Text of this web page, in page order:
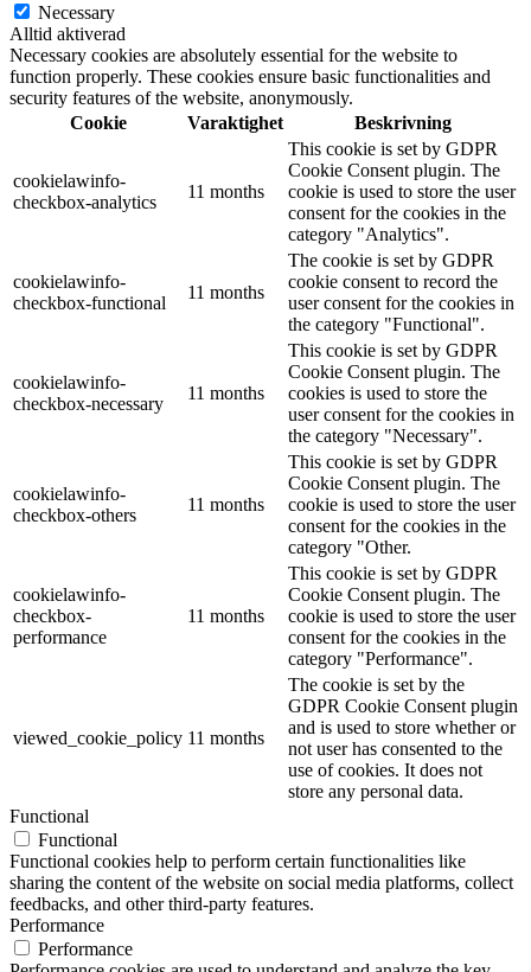
Necessary
Alltid aktiverad
Necessary cookies are absolutely essential for the website to
function properly. These cookies ensure basic functionalities and
security features of the website, anonymously.
Cookie
Varaktighet Beskrivning
cookielawinfo-
checkbox-analytics
11 months
This cookie is set by GDPR
Cookie Consent plugin. The
cookie is used to store the user
consent for the cookies in the
category "Analytics".
cookielawinfo-
checkbox-functional
11 months
The cookie is set by GDPR
cookie consent to record the
user consent for the cookies in
the category "Functional".
cookielawinfo-
checkbox-necessary
11 months
This cookie is set by GDPR
Cookie Consent plugin. The
cookies is used to store the
user consent for the cookies in
the category "Necessary".
cookielawinfo-
checkbox-others
11 months
This cookie is set by GDPR
Cookie Consent plugin. The
cookie is used to store the user
consent for the cookies in the
category "Other.
cookielawinfo-
checkbox-
performance
11 months
This cookie is set by GDPR
Cookie Consent plugin. The
cookie is used to store the user
consent for the cookies in the
category "Performance".
viewed_cookie_policy 11 months
The cookie is set by the
GDPR Cookie Consent plugin
and is used to store whether or
not user has consented to the
use of cookies. It does not
store any personal data.
Functional
Functional
Functional cookies help to perform certain functionalities like
sharing the content of the website on social media platforms, collect
feedbacks, and other third-party features.
Performance
Performance